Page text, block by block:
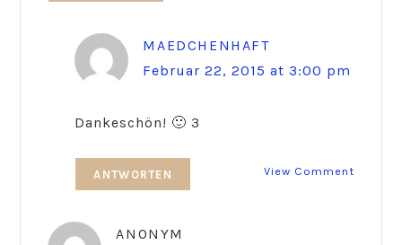
MAEDCHENHAFT
Februar 22, 2015 at 3:00 pm
Dankeschön! 🙂 3
View Comment
ANTWORTEN
ANONYM